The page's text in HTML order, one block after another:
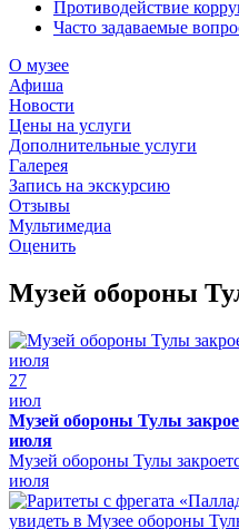
Противодействие
Часто задаваемые
О музее
Афиша
Новости
Цены на услуги
Дополнительные услуги
Галерея
Запись на экскурсию
Отзывы
Мультимедиа
Оценить
Музей обороны
27
июл
Музей обороны Тулы
июля
Музей обороны Тулы
июля